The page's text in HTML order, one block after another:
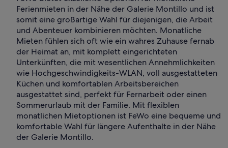
Ferienmieten in der Nähe der Galerie Montillo und ist
somit eine großartige Wahl für diejenigen, die Arbeit
und Abenteuer kombinieren möchten. Monatliche
Mieten fühlen sich oft wie ein wahres Zuhause fernab
der Heimat an, mit komplett eingerichteten
Unterkünften, die mit wesentlichen Annehmlichkeiten
wie Hochgeschwindigkeits-WLAN, voll ausgestatteten
Küchen und komfortablen Arbeitsbereichen
ausgestattet sind, perfekt für Fernarbeit oder einen
Sommerurlaub mit der Familie. Mit flexiblen
monatlichen Mietoptionen ist FeWo eine bequeme und
komfortable Wahl für längere Aufenthalte in der Nähe
der Galerie Montillo.